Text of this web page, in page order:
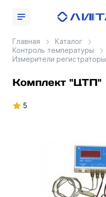
Главная
Каталог
Контроль температуры
Измерители регистраторы
Комплект "ЦТП"
5